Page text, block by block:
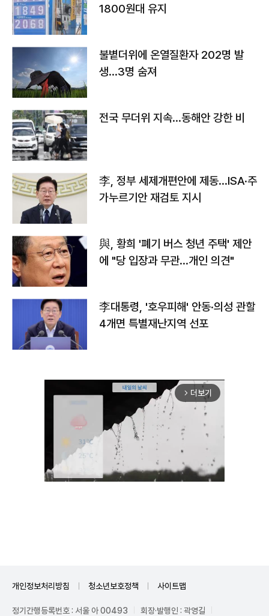
1800원대 유지
불볕더위에 온열질환자 202명 발
생…3명 숨져
전국 무더위 지속…동해안 강한 비
李, 정부 세제개편안에 제동…ISA·주
가누르기안 재검토 지시
與, 황희 '폐기 버스 청년 주택' 제안
에 "당 입장과 무관…개인 의견"
李대통령, '호우피해' 안동·의성 관할
4개면 특별재난지역 선포
arrow_forward_ios 더보기
개인정보처리방침 청소년보호정책 사이트맵
정기간행등록번호 : 서울 아 00493 회장·발행인 : 곽영길